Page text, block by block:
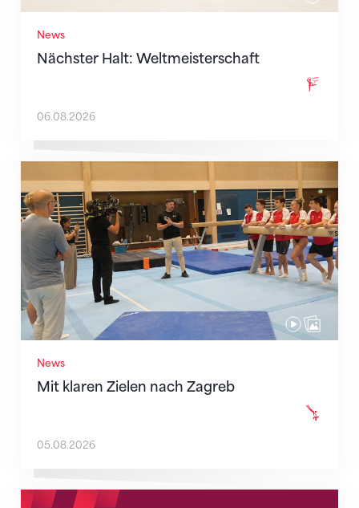
News
Nächster Halt: Weltmeisterschaft
06.08.2026
News
Mit klaren Zielen nach Zagreb
Mit klaren Zielen nach Zagreb
05.08.2026
Neue Empfangszeiten ab 1. August 2026